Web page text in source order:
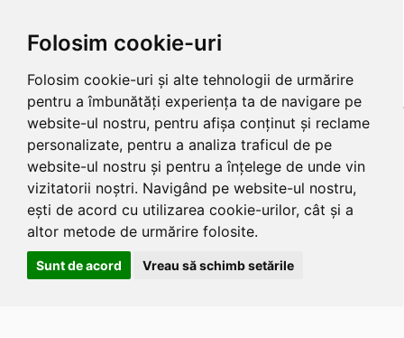
Folosim cookie-uri
Folosim cookie-uri și alte tehnologii de urmărire
pentru a îmbunătăți experiența ta de navigare pe
website-ul nostru, pentru afișa conținut și reclame
personalizate, pentru a analiza traficul de pe
website-ul nostru și pentru a înțelege de unde vin
vizitatorii noștri. Navigând pe website-ul nostru,
ești de acord cu utilizarea cookie-urilor, cât și a
altor metode de urmărire folosite.
Sunt de acord Vreau să schimb setările